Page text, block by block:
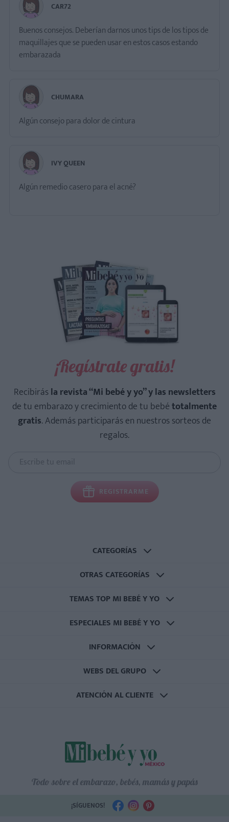
CAR72
Buenos consejos. Deberían darnos unos tips de los tipos de
maquillajes que se pueden usar en estos casos estando
embarazada
CHUMARA
Algún consejo para dolor de cintura
IVY QUEEN
Algún remedio casero para el acné?
¡Regístrate gratis!
Recibirásla revista “Mi bebé y yo” y las newsletters
de tu embarazo y crecimiento de tu bebétotalmente
gratis. Además participarás en nuestros sorteos de
regalos.
REGISTRARME
CATEGORÍAS
OTRAS CATEGORÍAS
TEMAS TOP MI BEBÉ Y YO
ESPECIALES MI BEBÉ Y YO
INFORMACIÓN
WEBS DEL GRUPO
ATENCIÓN AL CLIENTE
Todo sobre el embarazo, bebés, mamás y papás
¡SÍGUENOS!